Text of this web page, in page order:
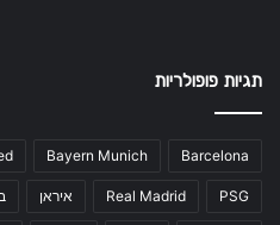
תגיות פופולריות
Barcelona
Bayern Munich
PSG
Real Madrid איראן